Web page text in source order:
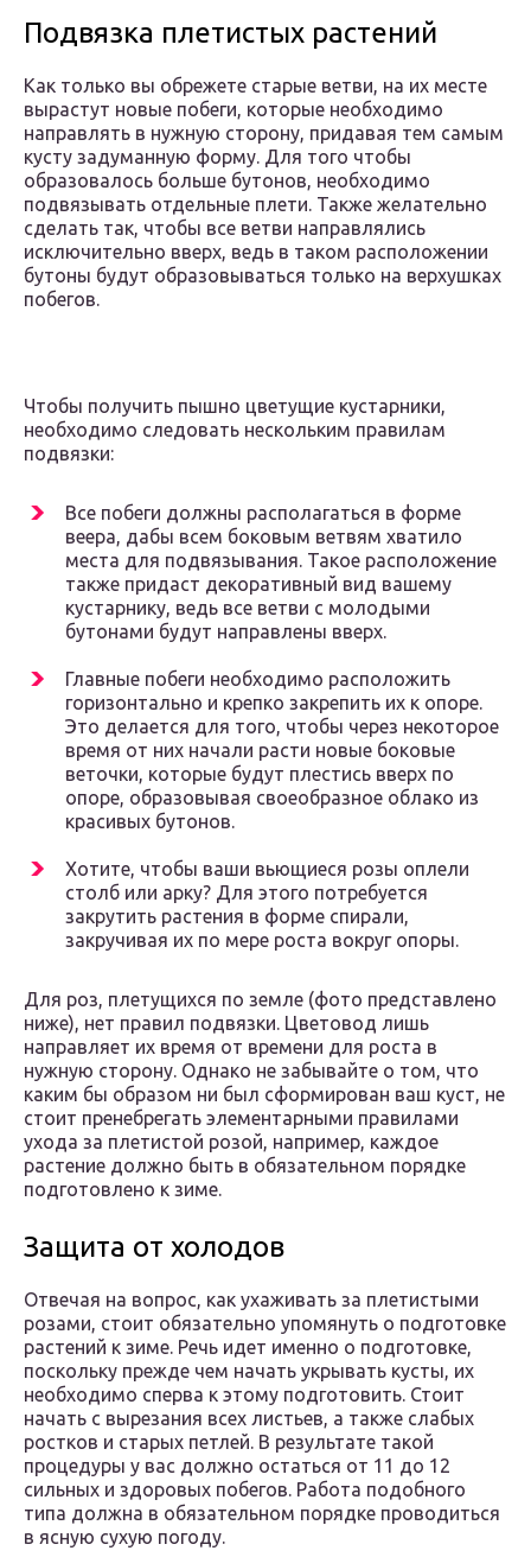
Подвязка плетистых растений
Как только вы обрежете старые ветви, на их месте
вырастут новые побеги, которые необходимо
направлять в нужную сторону, придавая тем самым
кусту задуманную форму. Для того чтобы
образовалось больше бутонов, необходимо
подвязывать отдельные плети. Также желательно
сделать так, чтобы все ветви направлялись
исключительно вверх, ведь в таком расположении
бутоны будут образовываться только на верхушках
побегов.
Чтобы получить пышно цветущие кустарники,
необходимо следовать нескольким правилам
подвязки:
Все побеги должны располагаться в форме
веера, дабы всем боковым ветвям хватило
места для подвязывания. Такое расположение
также придаст декоративный вид вашему
кустарнику, ведь все ветви с молодыми
бутонами будут направлены вверх.
Главные побеги необходимо расположить
горизонтально и крепко закрепить их к опоре.
Это делается для того, чтобы через некоторое
время от них начали расти новые боковые
веточки, которые будут плестись вверх по
опоре, образовывая своеобразное облако из
красивых бутонов.
Хотите, чтобы ваши вьющиеся розы оплели
столб или арку? Для этого потребуется
закрутить растения в форме спирали,
закручивая их по мере роста вокруг опоры.
Для роз, плетущихся по земле (фото представлено
ниже), нет правил подвязки. Цветовод лишь
направляет их время от времени для роста в
нужную сторону. Однако не забывайте о том, что
каким бы образом ни был сформирован ваш куст, не
стоит пренебрегать элементарными правилами
ухода за плетистой розой, например, каждое
растение должно быть в обязательном порядке
подготовлено к зиме.
Защита от холодов
Отвечая на вопрос, как ухаживать за плетистыми
розами, стоит обязательно упомянуть о подготовке
растений к зиме. Речь идет именно о подготовке,
поскольку прежде чем начать укрывать кусты, их
необходимо сперва к этому подготовить. Стоит
начать с вырезания всех листьев, а также слабых
ростков и старых петлей. В результате такой
процедуры у вас должно остаться от 11 до 12
сильных и здоровых побегов. Работа подобного
типа должна в обязательном порядке проводиться
в ясную сухую погоду.